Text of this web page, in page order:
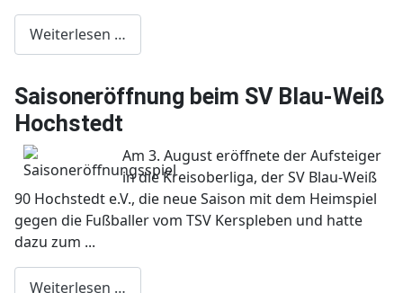
Weiterlesen …
Saisoneröffnung beim SV Blau-Weiß
Hochstedt
Am 3. August eröffnete der Aufsteiger
in die Kreisoberliga, der SV Blau-Weiß
90 Hochstedt e.V., die neue Saison mit dem Heimspiel
gegen die Fußballer vom TSV Kerspleben und hatte
dazu zum ...
Weiterlesen …